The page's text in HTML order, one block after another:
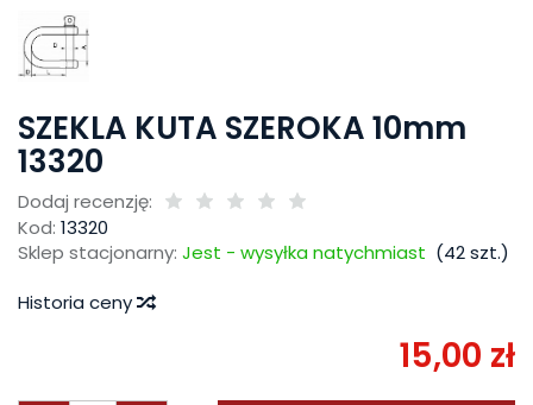
SZEKLA KUTA SZEROKA 10mm
13320
Dodaj recenzję:
Kod: 13320
Sklep stacjonarny: Jest - wysyłka natychmiast (42szt.)
Historia ceny
15,00 zł